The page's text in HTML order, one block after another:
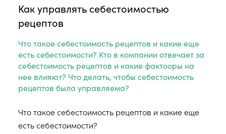
Как управлять себестоимостью
рецептов
Что такое себестоимость рецептов и какие еще
есть себестоимости? Кто в компании отвечает за
себестоимость рецептов и какие фактооры на
нее влияют? Что делать, чтобы себестоимость
рецептов была управляема?
Что такое себестоимость рецептов и какие еще
есть себестоимости?